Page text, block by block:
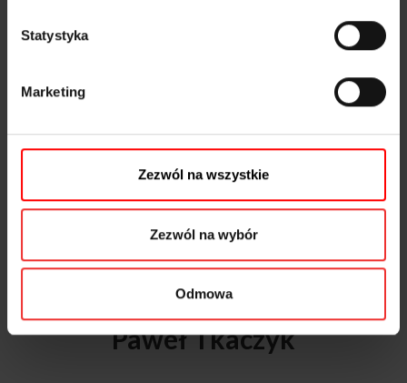
Statystyka
Marketing
Zezwól na wszystkie
Zezwól na wybór
Odmowa
Paweł Tkaczyk